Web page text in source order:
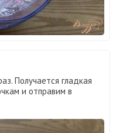
Получается гладкая
и отправим в